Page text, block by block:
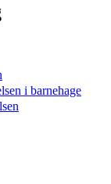
i barnehage